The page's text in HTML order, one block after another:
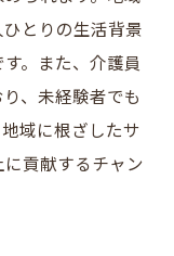
とりの生活背景
。また、介護員
、未経験者でも
域に根ざしたサ
貢献するチャン